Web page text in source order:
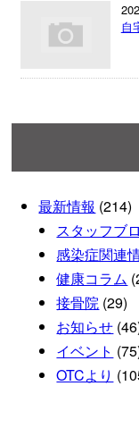
自
最新情報 (214)
スタッフブ
感染症関連
健康コラム
接骨院 (29)
お知らせ
イベント
OTCより